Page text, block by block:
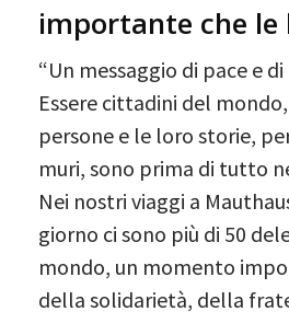
importante che le
“Un messaggio di pace e
Essere cittadini del
persone e le loro storie,
muri, sono prima di tutto
Nei nostri viaggi a
giorno ci sono più di 50
mondo, un momento
della solidarietà, della